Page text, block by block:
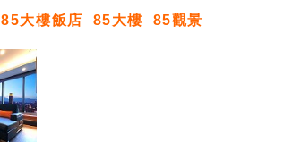
85大樓飯店 85大樓 85觀景